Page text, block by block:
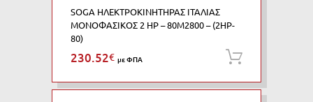
SOGA ΗΛΕΚΤΡΟΚΙΝΗΤΗΡΑΣ ΙΤΑΛΙΑΣ
ΜΟΝΟΦΑΣΙΚΟΣ 2 HP – 80M2800 – (2HP-
80)
230.52€ με ΦΠΑ